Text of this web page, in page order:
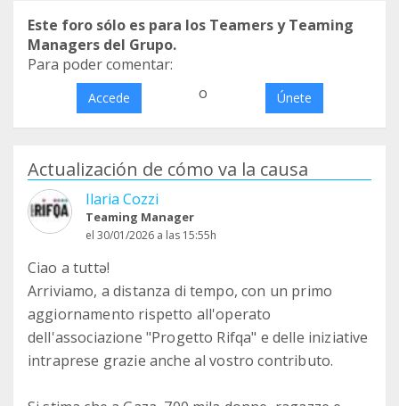
Este foro sólo es para los Teamers y Teaming
Managers del Grupo.
Para poder comentar:
Accede o Únete
Actualización de cómo va la causa
Ilaria Cozzi
Teaming Manager
el 30/01/2026 a las 15:55h
Ciao a tuttə!
Arriviamo, a distanza di tempo, con un primo
aggiornamento rispetto all'operato
dell'associazione "Progetto Rifqa" e delle iniziative
intraprese grazie anche al vostro contributo.